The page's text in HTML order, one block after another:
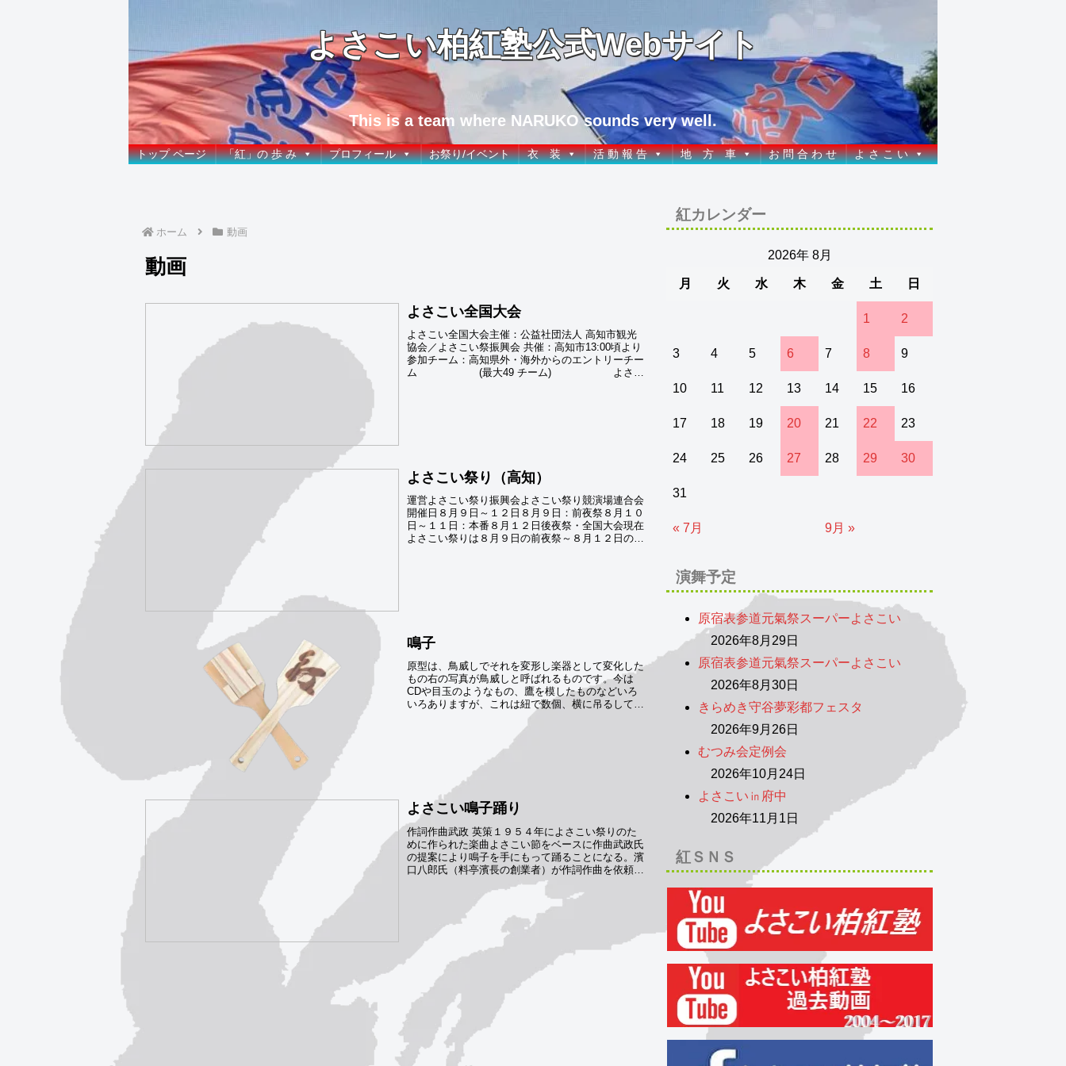
よさこい柏紅塾公式Webサイト
This is a team where NARUKO sounds very well.
トップ ページ 「紅」の 歩 み プロフィール お祭り/イベント 衣 装 活 動 報 告 地 方 車 お 問 合 わ せ よ さ こ い
ホーム 動画
動画
よさこい全国大会
よさこい全国大会主催：公益社団法人 高知市観光
協会／よさこい祭振興会 共催：高知市13:00頃より
参加チーム：高知県外・海外からのエントリーチー
ム (最大49 チーム) よさこ
よさこい祭り（高知）
運営よさこい祭り振興会よさこい祭り競演場連合会
開催日８月９日～１２日８月９日：前夜祭８月１０
日～１１日：本番８月１２日後夜祭・全国大会現在
よさこい祭りは８月９日の前夜祭～８月１２日の後
鳴子
原型は、鳥威しでそれを変形し楽器として変化した
もの右の写真が鳥威しと呼ばれるものです。今は
CDや目玉のようなもの、鷹を模したものなどいろ
いろありますが、これは紐で数個、横に吊るして、
その紐に鳥が乗ったら、揺れて音が出るというもの
よさこい鳴子踊り
作詞作曲武政 英策１９５４年によさこい祭りのた
めに作られた楽曲よさこい節をベースに作曲武政氏
の提案により鳴子を手にもって踊ることになる。濱
口八郎氏（料亭濱長の創業者）が作詞作曲を依頼し
たのが1954年6月25日（金）7月1日から練習の為、
紅カレンダー
2026年 8月
月 火 水 木 金 土 日
1 2
3 4 5 6 7 8 9
10 11 12 13 14 15 16
17 18 19 20 21 22 23
24 25 26 27 28 29 30
31
« 7月 9月 »
演舞予定
原宿表参道元氣祭スーパーよさこい
2026年8月29日
原宿表参道元氣祭スーパーよさこい
2026年8月30日
きらめき守谷夢彩都フェスタ
2026年9月26日
むつみ会定例会
2026年10月24日
よさこい㏌府中
2026年11月1日
紅ＳＮＳ